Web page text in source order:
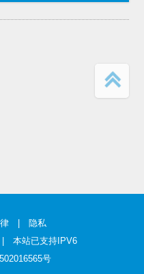
| 隐私
本站已支持IPV6
号